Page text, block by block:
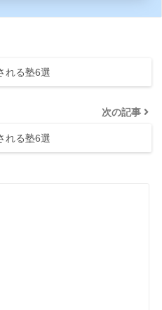
れる塾6選
次の記事
れる塾6選